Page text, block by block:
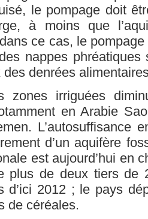
le pompage doit
à moins que
ce cas, le
nappes
des denrées
zones irriguées
en Arabie
L’autosuffisance
d’un aquifère
est aujourd’hui en
plus de deux tiers de
d’ici 2012 ; le pays
de céréales.